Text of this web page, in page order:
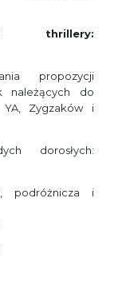
thrillery:
propozycji
należących do
Zygzaków i
dorosłych:
podróżnicza i